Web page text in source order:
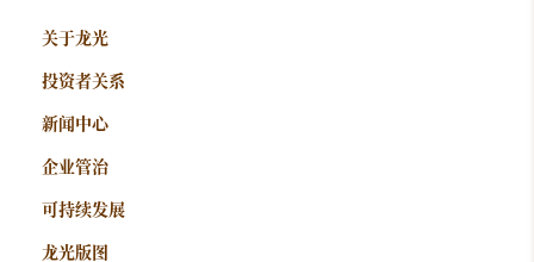
关于龙光
投资者关系
新闻中心
企业管治
可持续发展
龙光版图